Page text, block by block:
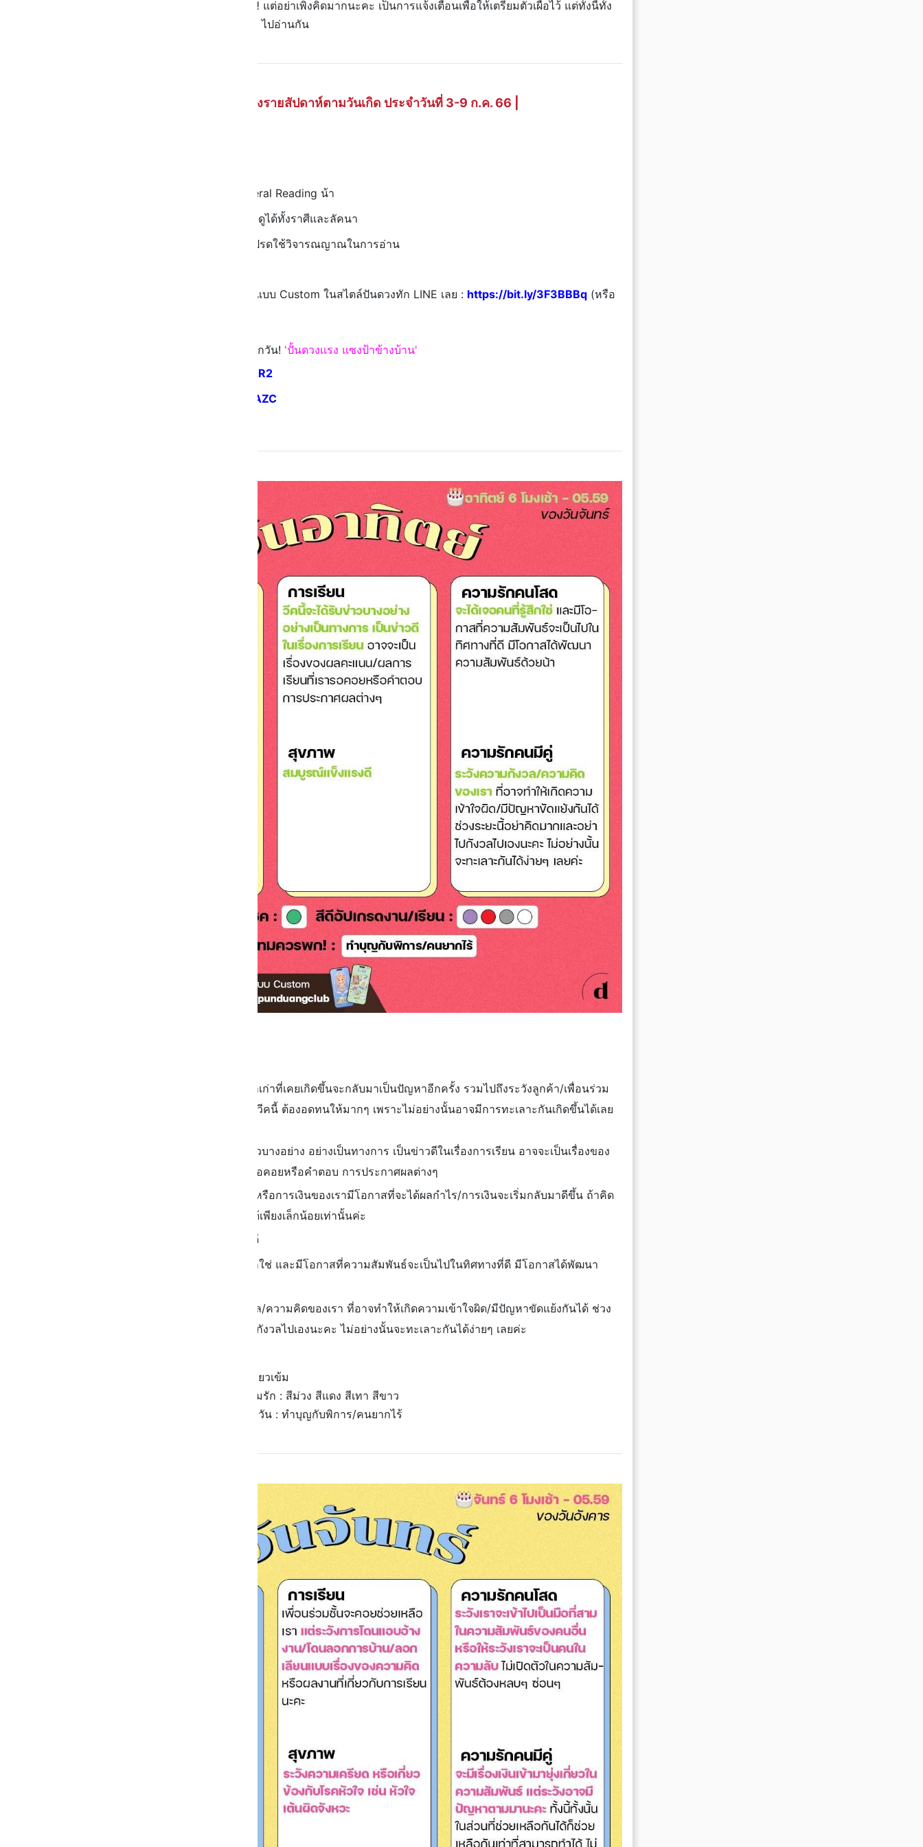
วีคนี้มีหลายวันที่มีเรื่องให้ต้องระวัง‼️ แต่อย่าเพิ่งคิดมากนะคะ เป็นการแจ้งเตือนเพื่อให้เตรียมตัวเผื่อไว้ แต่ทั้งนี้ทั้ง
นั้นขึ้นอยู่กับตัวเราเองด้วยค่ะ ไปค่ะ ไปอ่านกัน
| ปันดวง ดวงรายสัปดาห์ตามวันเกิด ประจำวันที่ 3-9 ก.ค. 66 |
เป็นดวงแบบภาพรวม General Reading น้า
ดูดวงแบบโหราศาสตร์ไทย ดูได้ทั้งราศีและลัคนา
เป็นความเชื่อส่วนบุคคล โปรดใช้วิจารณญาณในการอ่าน
📱 อยากสั่งวอลเปเปอร์อัปเกรดดวงแบบ Custom ในสไตล์ปันดวงทัก LINE เลย : https://bit.ly/3F3BBBq (หรือ
🔮 ตามอ่านทริคสายมูที่ปันดวงได้ทุกวัน! 'ปั้นดวงแรง แซงป้าข้างบ้าน'
https://bit.ly/3kA0zR2
https://bit.ly/3MNuAZC
การงาน : ระวังเรื่อง/ปัญหาเก่าที่เคยเกิดขึ้นจะกลับมาเป็นปัญหาอีกครั้ง รวมไปถึงระวังลูกค้า/เพื่อนร่วม
งานที่จะมีปัญหากับเราในช่วงวีคนี้ ต้องอดทนให้มากๆ เพราะไม่อย่างนั้นอาจมีการทะเลาะกันเกิดขึ้นได้เลย
การเรียน : วีคนี้จะได้รับข่าวบางอย่าง อย่างเป็นทางการ เป็นข่าวดีในเรื่องการเรียน อาจจะเป็นเรื่องของ
ผลคะแนน/ผลการเรียนที่เรารอคอยหรือคำตอบ การประกาศผลต่างๆ
การเงิน : สิ่งที่เราลงทุนไป หรือการเงินของเรามีโอกาสที่จะได้ผลกำไร/การเงินจะเริ่มกลับมาดีขึ้น ถ้าคิด
จะลงทุนเพิ่ม สามารถลงทุนได้เพียงเล็กน้อยเท่านั้นค่ะ
สุขภาพ : สมบูรณ์แข็งแรงดี
คนโสด : จะได้เจอคนที่รู้สึกใช่ และมีโอกาสที่ความสัมพันธ์จะเป็นไปในทิศทางที่ดี มีโอกาสได้พัฒนา
คนมีแฟน : ระวังความกังวล/ความคิดของเรา ที่อาจทำให้เกิดความเข้าใจผิด/มีปัญหาขัดแย้งกันได้ ช่วง
ระยะนี้อย่าคิดมากและอย่าไปกังวลไปเองนะคะ ไม่อย่างนั้นจะทะเลาะกันได้ง่ายๆ เลยค่ะ
สีอัปเกรดดวงประจำคนเกิดวัน : สีเขียวเข้ม
สีอัปเกรดดวงการงาน/การเงิน/ความรัก : สีม่วง สีแดง สีเทา สีขาว
How to อัปเกรดดวง/ไอเทม ประจำวัน : ทำบุญกับพิการ/คนยากไร้